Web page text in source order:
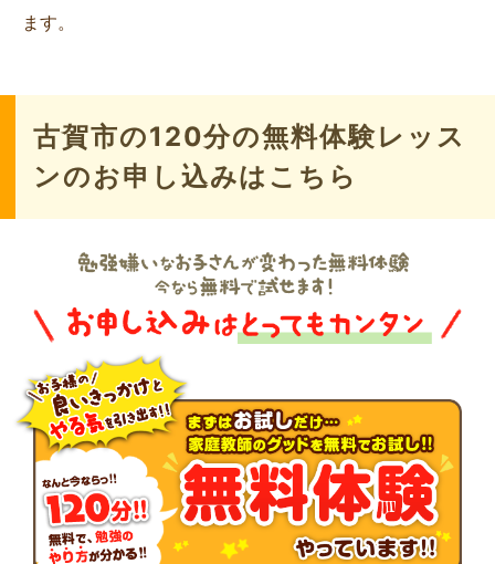
ます。
古賀市の120分の無料体験レッス
ンのお申し込みはこちら